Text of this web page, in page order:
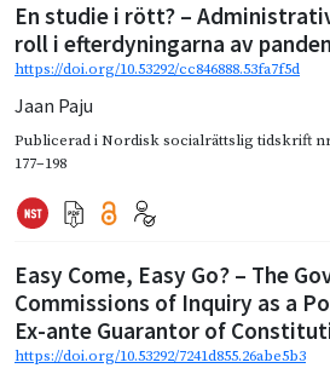
En studie i rött? –
roll i efterdyningarna av
https://doi.org/10.53292/cc846888.53fa7f5d
Jaan Paju
Publicerad iNordisk socialrättslig tidskrift nr
177–198
Easy Come, Easy Go? – The
Commissions of Inquiry as a
Ex-ante Guarantor of
https://doi.org/10.53292/7241d855.26abe5b3